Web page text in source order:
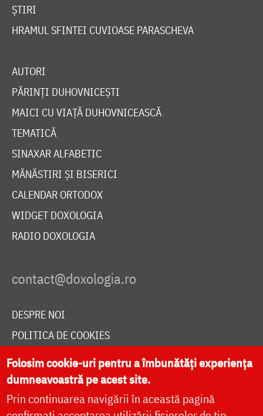
ȘTIRI
HRAMUL SFINTEI CUVIOASE PARASCHEVA
AUTORI
PĂRINȚI DUHOVNICEȘTI
MAICI CU VIAȚĂ DUHOVNICEASCĂ
TEMATICĂ
SINAXAR ALFABETIC
MĂNĂSTIRI ȘI BISERICI
CALENDAR ORTODOX
WIDGET DOXOLOGIA
RADIO DOXOLOGIA
DESPRE NOI
POLITICA DE COOKIES
DONEAZĂ ONLINE PENTRU CATEDRALA NAȚIONALĂ
LIVE
Folosim cookie-uri pentru a îmbunătăți experiența
dumneavoastră pe acest site.
Prin continuarea navigării în această pagină